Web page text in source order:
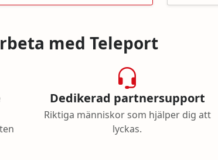
med Teleport
Dedikerad partnersupport
Riktiga människor som hjälper dig att
lyckas.